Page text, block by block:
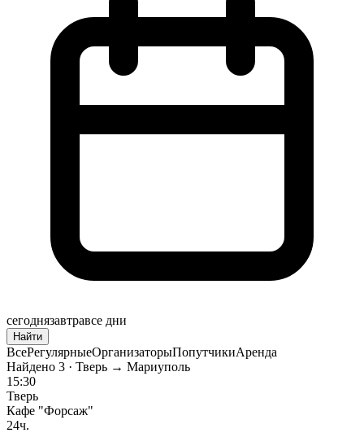
сегоднязавтравсе дни
Найти
ВсеРегулярныеОрганизаторыПопутчикиАренда
Найдено 3 · Тверь → Мариуполь
15:30
Тверь
Кафе "Форсаж"
24ч.